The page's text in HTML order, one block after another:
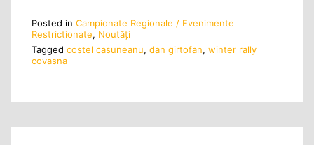
Posted in Campionate Regionale / Evenimente
Restrictionate, Noutăţi
Tagged costel casuneanu, dan girtofan, winter rally
covasna